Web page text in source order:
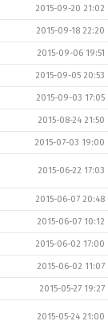
2015-09-20 21:02
2015-09-18 22:20
2015-09-06 19:51
2015-09-05 20:53
2015-09-03 17:05
2015-08-24 21:50
2015-07-03 19:00
2015-06-22 17:03
2015-06-07 20:48
2015-06-07 10:12
2015-06-02 17:00
2015-06-02 11:07
2015-05-27 19:27
2015-05-24 21:00